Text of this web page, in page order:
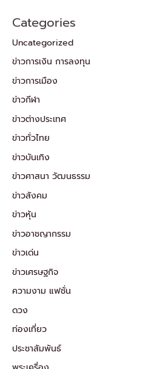
Categories
Uncategorized
ข่าวการเงิน การลงทุน
ข่าวการเมือง
ข่าวกีฬา
ข่าวต่างประเทศ
ข่าวทั่วไทย
ข่าวบันเทิง
ข่าวศาสนา วัฒนธรรม
ข่าวสังคม
ข่าวหุ้น
ข่าวอาชญากรรม
ข่าวเด่น
ข่าวเศรษฐกิจ
ความงาม แฟชั่น
ดวง
ท่องเที่ยว
ประชาสัมพันธ์